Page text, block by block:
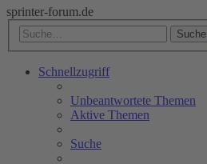
sprinter-forum.de
Suche
Schnellzugriff
Unbeantwortete Themen
Aktive Themen
Suche